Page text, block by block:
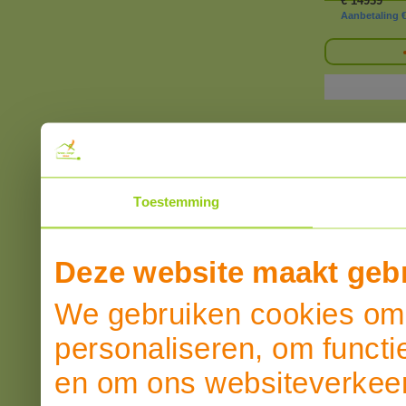
Toestemming
Deze website maakt
We gebruiken cookies
personaliseren, om
en om ons
Aanbetaling